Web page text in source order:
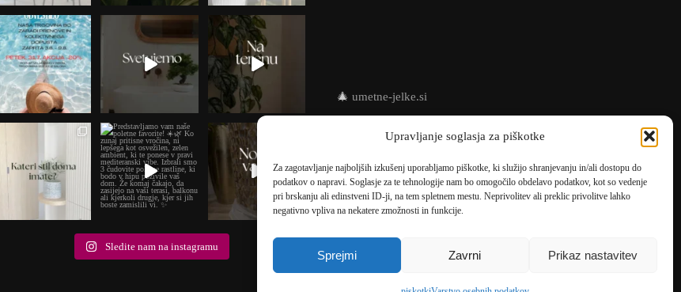
Upravljanje soglasja za piškotke
Za zagotavljanje najboljših izkušenj uporabljamo piškotke, ki služijo shranjevanju in/ali dostopu do
podatkov o napravi. Soglasje za te tehnologije nam bo omogočilo obdelavo podatkov, kot so vedenje
pri brskanju ali edinstveni ID-ji, na tem spletnem mestu. Neprivolitev ali preklic privolitve lahko
negativno vpliva na nekatere zmožnosti in funkcije.
Sprejmi Zavrni Prikaz nastavitev
Sledite nam na instagramu
🎄 umetne-jelke.si
🇭🇺bonsai-dekor.hu
🇨🇿bonsai-dekor.cz
bonsai-dekor.sk